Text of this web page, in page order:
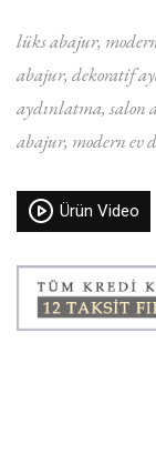
lüks abajur
abajur dekoratif
aydınlatma salon
abajur modern ev
Ürün Video